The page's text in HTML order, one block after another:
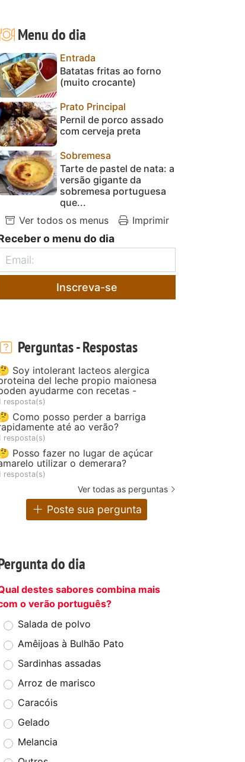
Menu do dia
Entrada
Batatas fritas ao forno
(muito crocante)
Prato Principal
Pernil de porco assado
com cerveja preta
Sobremesa
Tarte de pastel de nata: a
versão gigante da
sobremesa portuguesa
que...
Ver todos os menus
Imprimir
o menu do dia
Inscreva-se
Perguntas - Respostas
Soy intolerant lacteos alergica
del leche propio maionesa
ayudarme con recetas -
resposta(s)
Como posso perder a barriga
até ao verão?
resposta(s)
Posso fazer no lugar de açúcar
utilizar o demerara?
resposta(s)
Ver todas as perguntas
Poste sua pergunta
do dia
destes sabores combina mais
o verão português?
Salada de polvo
Amêijoas à Bulhão Pato
Sardinhas assadas
Arroz de marisco
Caracóis
Gelado
Melancia